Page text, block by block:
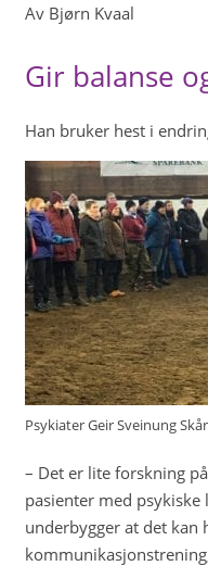
Av Bjørn Kvaal
Gir balanse
Han bruker hest i
Psykiater Geir Sveinung
– Det er lite forskning
pasienter med
underbygger at det kan